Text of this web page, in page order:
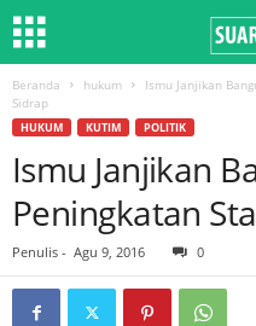
Beranda hukum
Ismu Janjikan
Sidrap
HUKUM KUTIM POLITIK
Ismu Janjikan
Peningkatan
Penulis - Agu 9, 2016 0